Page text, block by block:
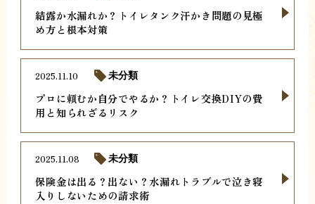
結露か水漏れか？トイレタンク汗かき問題の見極
め方と根本対策
プロに頼むか自分でやるか？トイレ交換DIYの費
用と知られざるリスク
2025.11.10 未分類
保険金は出る？出ない？水漏れトラブルで泣き寝
入りしないための請求術
2025.11.08 未分類